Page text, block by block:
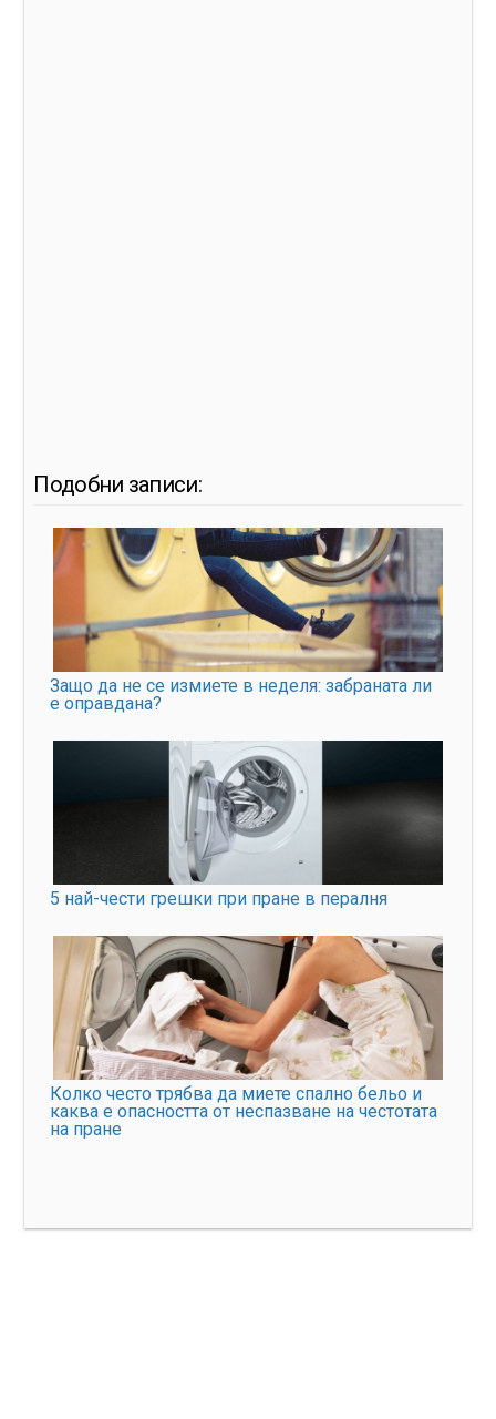
Подобни записи:
Защо да не се измиете в неделя: забраната ли
е оправдана?
5 най-чести грешки при пране в пералня
Колко често трябва да миете спално бельо и
каква е опасността от неспазване на честотата
на пране